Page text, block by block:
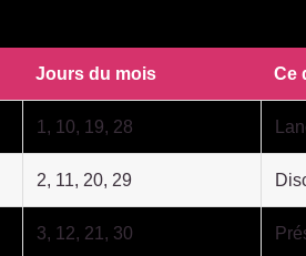
Jours du mois Ce
1, 10, 19, 28
2, 11, 20, 29
3, 12, 21, 30